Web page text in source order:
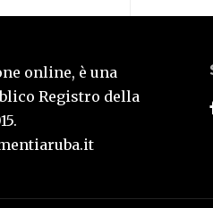
online, è una
Registro della